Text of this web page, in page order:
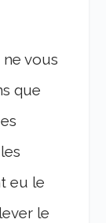
vous
que
eu le
le